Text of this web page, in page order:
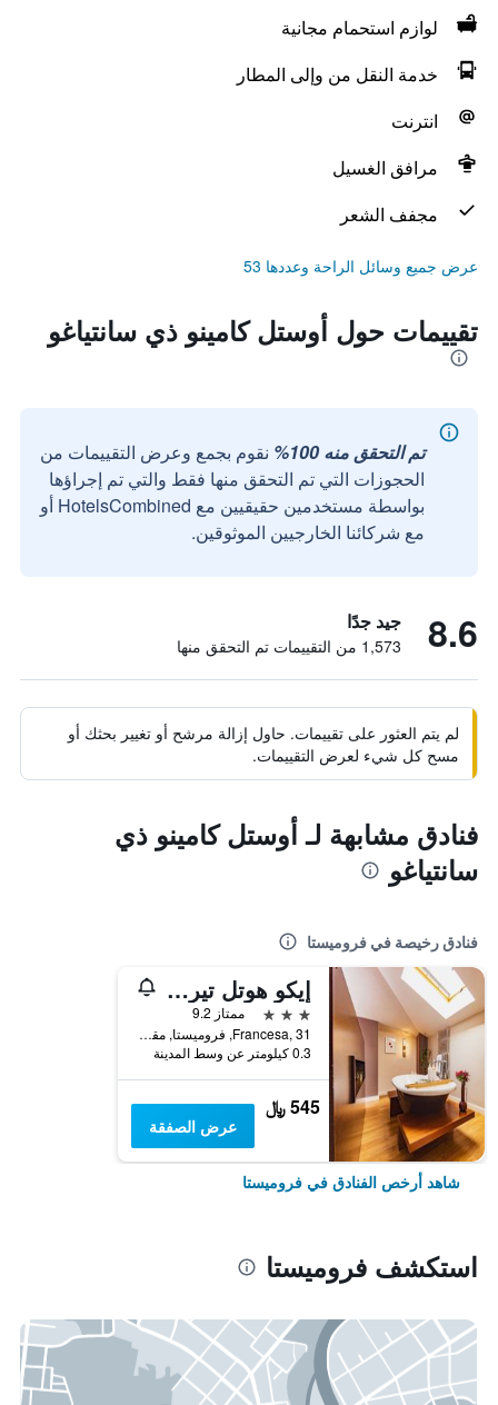
لوازم استحمام مجانية
خدمة النقل من وإلى المطار
انترنت
مرافق الغسيل
مجفف الشعر
عرض جميع وسائل الراحة وعددها 53
تقييمات حول أوستل كامينو ذي سانتياغو
تم التحقق منه 100%
نقوم بجمع وعرض التقييمات من
الحجوزات التي تم التحقق منها فقط والتي تم إجراؤها
بواسطة مستخدمين حقيقيين مع HotelsCombined أو
مع شركائنا الخارجيين الموثوقين.
8.6 جيد جدًا
1,573 من التقييمات تم التحقق منها
لم يتم العثور على تقييمات. حاول إزالة مرشح أو تغيير بحثك أو
مسح كل شيء لعرض التقييمات.
فنادق مشابهة لـ أوستل كامينو ذي
سانتياغو
فنادق رخيصة في فروميستا
إيكو هوتل تيرافرانكا
3 نجوم
ممتاز 9.2
Francesa, 31, فروميستا, مقاطعة بالنثيا, أسبانيا
0.3 كيلومتر عن وسط المدينة
545 ﷼
عرض الصفقة
شاهد أرخص الفنادق في فروميستا
استكشف فروميستا